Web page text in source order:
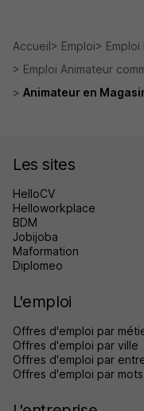
Accueil Emploi Emploi
Emploi Animateur
Animateur en
Les sites
HelloCV
Helloworkplace
BDM
Jobijoba
Maformation
Diplomeo
L'emploi
Offres d'emploi par
Offres d'emploi par ville
Offres d'emploi par
Offres d'emploi par